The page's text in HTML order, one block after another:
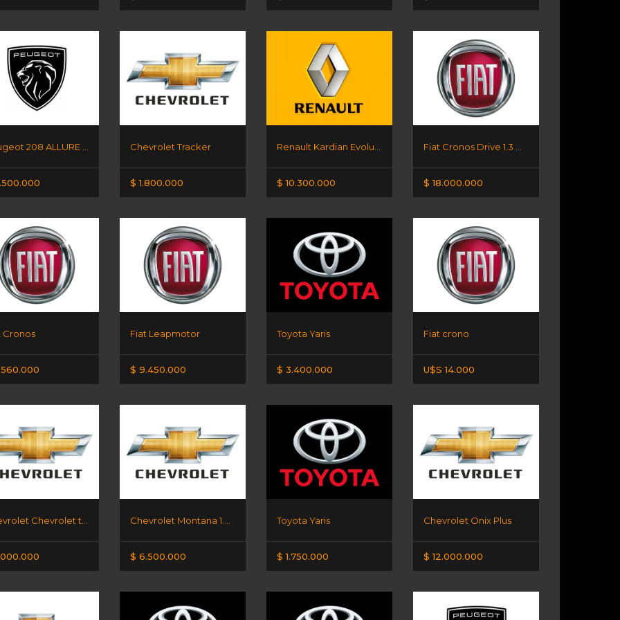
Peugeot 208 ALLURE AM25 Chevrolet Tracker
$ 1.800.000
Renault Kardian Evolution 1.6 MY2
$ 10.300.000
Fiat Cronos Drive 1.3 GSE
$ 18.000.000
Cronos Fiat Leapmotor
$ 9.450.000
Toyota Yaris
$ 3.400.000
Fiat crono
U$S 14.000
Chevrolet Chevrolet tracker AT Chevrolet Montana 1.2 lt
$ 6.500.000
Toyota Yaris
$ 1.750.000
Chevrolet Onix Plus
$ 12.000.000